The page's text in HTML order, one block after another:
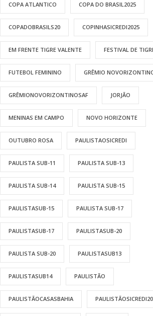
COPA ATLANTICO COPA DO BRASIL2025
COPADOBRASILS20 COPINHASICREDI2025
EM FRENTE TIGRE VALENTE FESTIVAL DE
FUTEBOL FEMININO GRÊMIO
GRÊMIONOVORIZONTINOSAF JORJÃO
MENINAS EM CAMPO NOVO HORIZONTE
OUTUBRO ROSA PAULISTAOSICREDI
PAULISTA SUB-11 PAULISTA SUB-13
PAULISTA SUB-14 PAULISTA SUB-15
PAULISTASUB-15 PAULISTA SUB-17
PAULISTASUB-17 PAULISTASUB-20
PAULISTA SUB-20 PAULISTASUB13
PAULISTASUB14 PAULISTÃO
PAULISTÃOCASASBAHIA